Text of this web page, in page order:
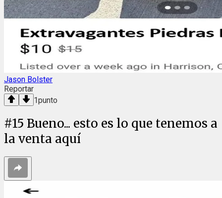
Jason Bolster
Reportar
1punto
#15 Bueno... esto es lo que tenemos a
la venta aquí